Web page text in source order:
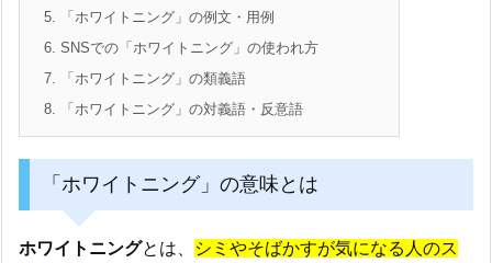
5. 「ホワイトニング」の例文・用例
6. SNSでの「ホワイトニング」の使われ方
7. 「ホワイトニング」の類義語
8. 「ホワイトニング」の対義語・反意語
「ホワイトニング」の意味とは
ホワイトニングとは、
シミやそばかすが気になる人のス